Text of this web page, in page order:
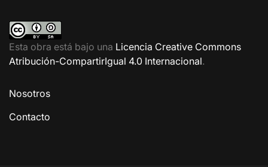
Esta obra está bajo una Licencia Creative Commons
Atribución-CompartirIgual 4.0 Internacional.
Nosotros
Contacto